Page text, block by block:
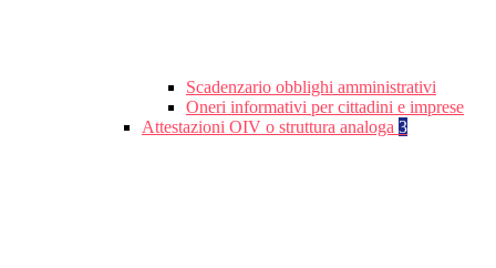
Scadenzario obblighi amministrativi
Oneri informativi per cittadini e imprese
Attestazioni OIV o struttura analoga 3